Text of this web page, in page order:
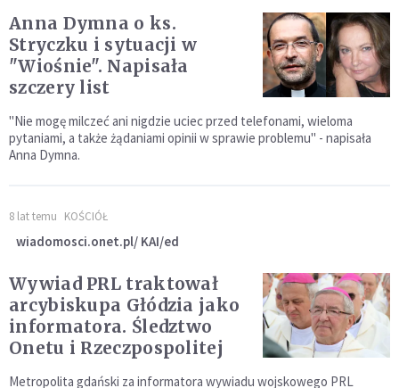
Anna Dymna o ks.
Stryczku i sytuacji w
"Wiośnie". Napisała
szczery list
"Nie mogę milczeć ani nigdzie uciec przed telefonami, wieloma
pytaniami, a także żądaniami opinii w sprawie problemu" - napisała
Anna Dymna.
8 lat temu KOŚCIÓŁ
wiadomosci.onet.pl/ KAI/ed
Wywiad PRL traktował
arcybiskupa Głódzia jako
informatora. Śledztwo
Onetu i Rzeczpospolitej
Metropolita gdański za informatora wywiadu wojskowego PRL